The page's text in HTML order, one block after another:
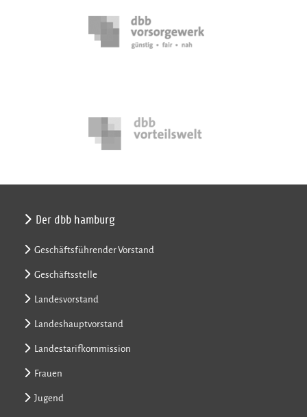
Der dbb hamburg
Geschäftsführender Vorstand
Geschäftsstelle
Landesvorstand
Landeshauptvorstand
Landestarifkommission
Frauen
Jugend